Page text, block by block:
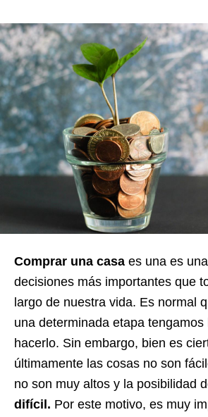
Comprar una casa es una es
decisiones más importantes que
largo de nuestra vida. Es normal
una determinada etapa
hacerlo. Sin embargo, bien es
últimamente las cosas no son
no son muy altos y la posibilidad
difícil. Por este motivo, es muy